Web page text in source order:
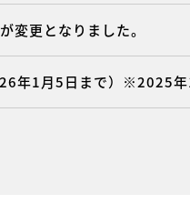
変更となりました。
年1月5日まで）※2025